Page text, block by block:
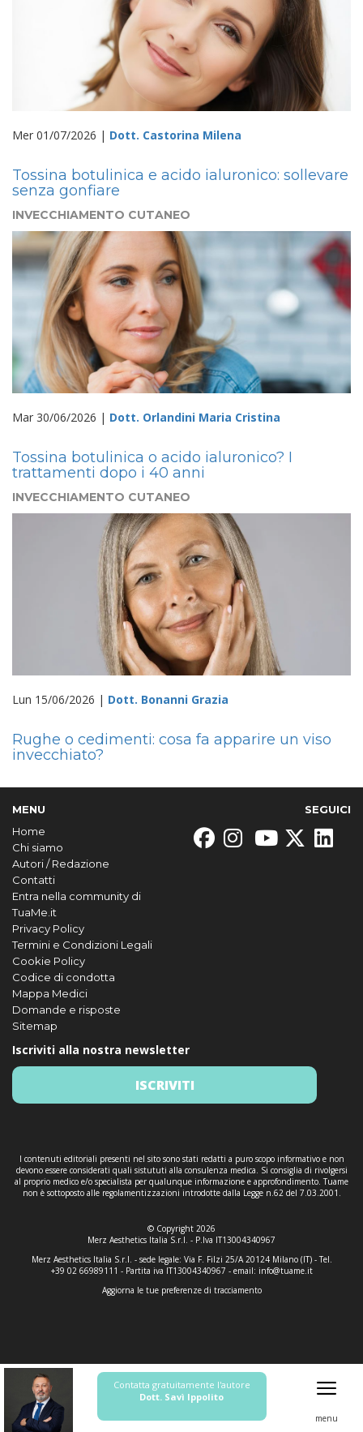
Mer 01/07/2026 | Dott. Castorina Milena
Tossina botulinica e acido ialuronico: sollevare
senza gonfiare
INVECCHIAMENTO CUTANEO
Mar 30/06/2026 | Dott. Orlandini Maria Cristina
Tossina botulinica o acido ialuronico? I
trattamenti dopo i 40 anni
INVECCHIAMENTO CUTANEO
Lun 15/06/2026 | Dott. Bonanni Grazia
Rughe o cedimenti: cosa fa apparire un viso
invecchiato?
MENU
Home
Chi siamo
Autori / Redazione
Contatti
Entra nella community di
TuaMe.it
Privacy Policy
Termini e Condizioni Legali
Cookie Policy
Codice di condotta
Mappa Medici
Domande e risposte
Sitemap
SEGUICI
Iscriviti alla nostra newsletter
ISCRIVITI
I contenuti editoriali presenti nel sito sono stati redatti a puro scopo informativo e non
devono essere considerati quali sistututi alla consulenza medica. Si consiglia di rivolgersi
al proprio medico e/o specialista per qualunque informazione e approfondimento. Tuame
non è sottoposto alle regolamentizzazioni introdotte dalla Legge n.62 del 7.03.2001.
© Copyright 2026
Merz Aesthetics Italia S.r.l. - P.Iva IT13004340967
Merz Aesthetics Italia S.r.l. - sede legale: Via F. Filzi 25/A 20124 Milano (IT) - Tel.
+39 02 66989111 - Partita iva IT13004340967 - email: info@tuame.it
Aggiorna le tue preferenze di tracciamento
Contatta gratuitamente l'autore
Dott. Savì Ippolito
menu